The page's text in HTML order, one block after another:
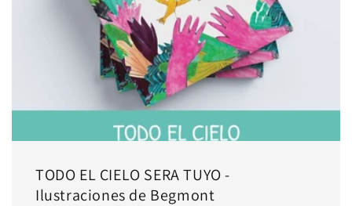
TODO EL CIELO SERA TUYO -
Ilustraciones de Begmont